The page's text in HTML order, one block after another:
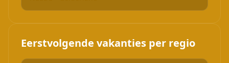
Eerstvolgende vakanties per regio